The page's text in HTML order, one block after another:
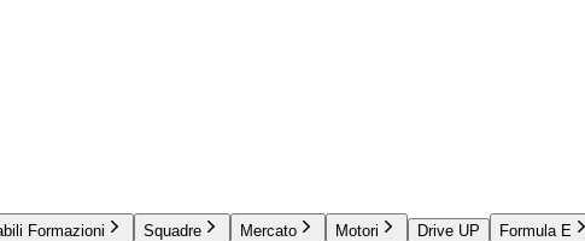
Formazioni Squadre Mercato Motori Drive UP Formula E